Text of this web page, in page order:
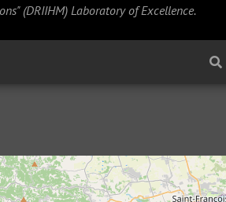
(DRIIHM) Laboratory of Excellence.